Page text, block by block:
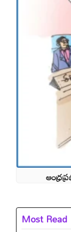
Most Read